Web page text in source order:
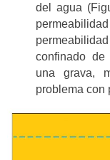
del agua
confinado de
una grava,
problema con